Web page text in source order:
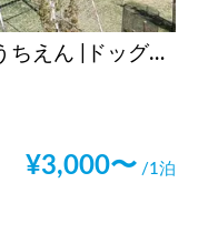
奥播磨RVパークin森のようちえん |ドッグラン/大自然BBQ/大阪より2h/神戸より1.5h/棚田遺産/兵庫
¥3,000〜 /1泊